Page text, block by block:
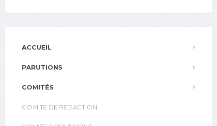
ACCUEIL
PARUTIONS
COMITÉS
COMITE DE REDACTION